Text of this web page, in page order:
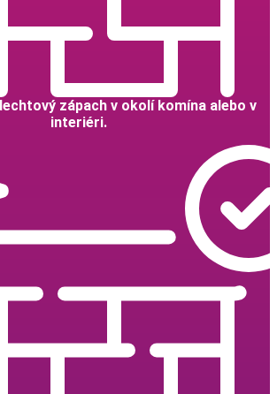
zápach v okolí komína alebo v
interiéri.